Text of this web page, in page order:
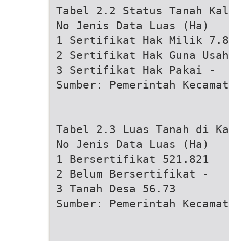
Tabel 2.2 Status Tanah
No Jenis Data Luas (Ha)
1 Sertifikat Hak Milik
2 Sertifikat Hak Guna
3 Sertifikat Hak Pakai -
Sumber: Pemerintah
Tabel 2.3 Luas Tanah di
No Jenis Data Luas (Ha)
1 Bersertifikat 521.821
2 Belum Bersertifikat -
3 Tanah Desa 56.73
Sumber: Pemerintah